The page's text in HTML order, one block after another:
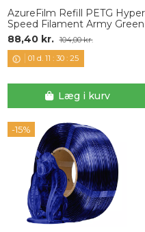
AzureFilm Refill PETG Hyper
Speed Filament Army Green
88,40 kr. 104,00 kr.
01 d. 11 : 30: 24
Læg i kurv
-15%